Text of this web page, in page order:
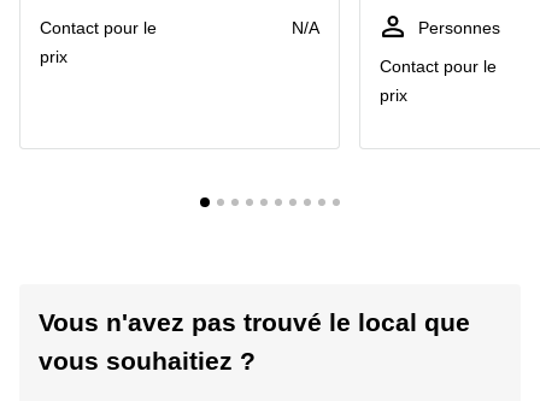
Contact pour le
prix
N/A
Personnes
Contact pour le
prix
Vous n'avez pas trouvé le local que
vous souhaitiez ?